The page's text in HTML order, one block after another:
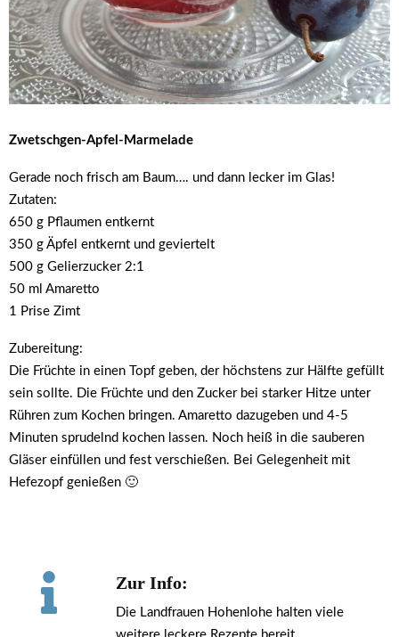
Zwetschgen-Apfel-Marmelade
Gerade noch frisch am Baum…. und dann lecker im Glas!
Zutaten:
650 g Pflaumen entkernt
350 g Äpfel entkernt und geviertelt
500 g Gelierzucker 2:1
50 ml Amaretto
1 Prise Zimt
Zubereitung:
Die Früchte in einen Topf geben, der höchstens zur Hälfte gefüllt
sein sollte. Die Früchte und den Zucker bei starker Hitze unter
Rühren zum Kochen bringen. Amaretto dazugeben und 4-5
Minuten sprudelnd kochen lassen. Noch heiß in die sauberen
Gläser einfüllen und fest verschießen. Bei Gelegenheit mit
Hefezopf genießen 🙂
Zur Info:
Die Landfrauen Hohenlohe halten viele